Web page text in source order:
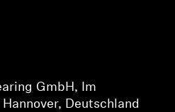
GmbH, Im
, Deutschland